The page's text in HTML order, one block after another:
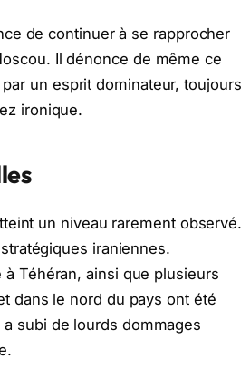
de continuer à se rapprocher
Il dénonce de même ce
un esprit dominateur, toujours
ironique.
un niveau rarement observé.
iraniennes.
à Téhéran, ainsi que plusieurs
dans le nord du pays ont été
subi de lourds dommages